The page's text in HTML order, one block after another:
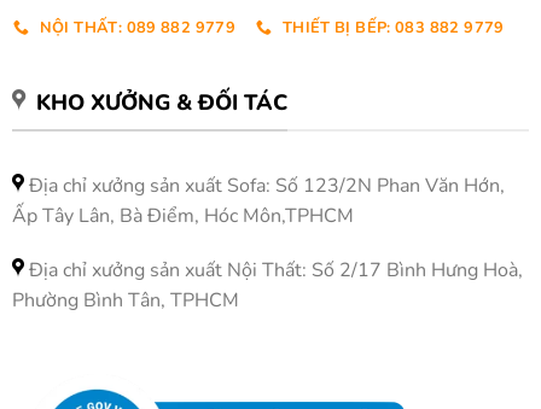
NỘI THẤT: 089 882 9779 THIẾT BỊ BẾP: 083 882 9779
KHO XƯỞNG & ĐỐI TÁC
Địa chỉ xưởng sản xuất Sofa: Số 123/2N Phan Văn Hớn,
Ấp Tây Lân, Bà Điểm, Hóc Môn,TPHCM
Địa chỉ xưởng sản xuất Nội Thất: Số 2/17 Bình Hưng Hoà,
Phường Bình Tân, TPHCM